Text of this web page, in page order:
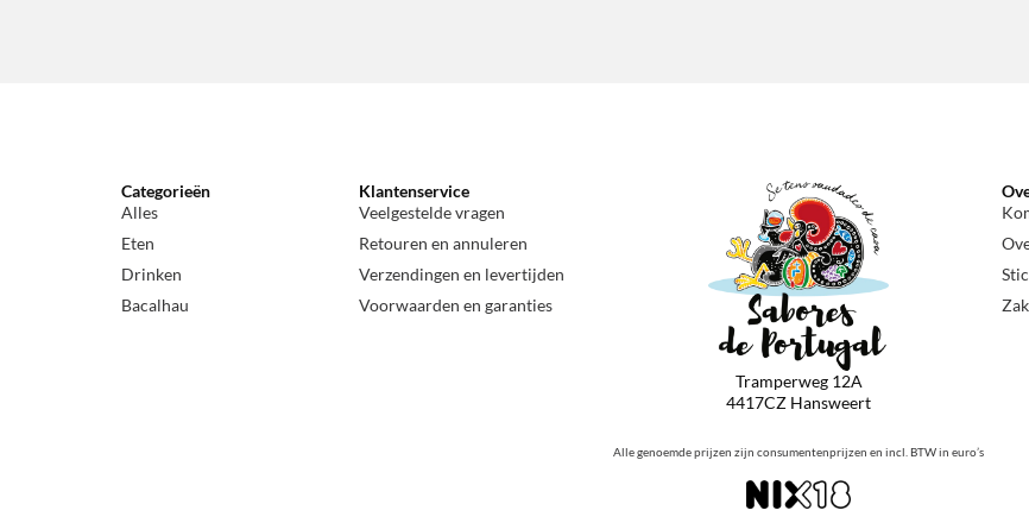
Categorieën
Alles
Eten
Drinken
Bacalhau
Klantenservice
Veelgestelde vragen
Retouren en annuleren
Verzendingen en levertijden
Voorwaarden en garanties
Tramperweg 12A
4417CZ Hansweert
Alle genoemde prijzen zijn consumentenprijzen en incl. BTW in euro’s